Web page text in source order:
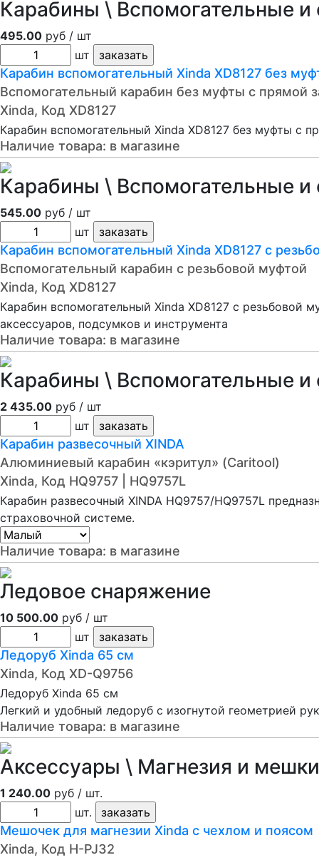
Карабины \ Вспомогательные
495.00 руб / шт
шт
Карабин вспомогательный Xinda XD8127 без
Вспомогательный карабин без муфты с прямой
Xinda, Код XD8127
Карабин вспомогательный Xinda XD8127 без муфты с
Наличие товара: в магазине
Карабины \ Вспомогательные
545.00 руб / шт
шт
Карабин вспомогательный Xinda XD8127 с
Вспомогательный карабин с резьбовой муфтой
Xinda, Код XD8127
Карабин вспомогательный Xinda XD8127 с резьбовой
аксессуаров, подсумков и инструмента
Наличие товара: в магазине
Карабины \ Вспомогательные
2 435.00 руб / шт
шт
Карабин развесочный XINDA
Алюминиевый карабин «кэритул» (Caritool)
Xinda, Код HQ9757 | HQ9757L
Карабин развесочный XINDA HQ9757/HQ9757L
страховочной системе.
Наличие товара: в магазине
Ледовое снаряжение
10 500.00 руб / шт
шт
Ледоруб Xinda 65 см
Xinda, Код XD-Q9756
Ледоруб Xinda 65 см
Легкий и удобный ледоруб с изогнутой геометрией
Наличие товара: в магазине
Аксессуары \ Магнезия и
1 240.00 руб / шт.
шт.
Мешочек для магнезии Xinda с чехлом и поясом
Xinda, Код H-PJ32